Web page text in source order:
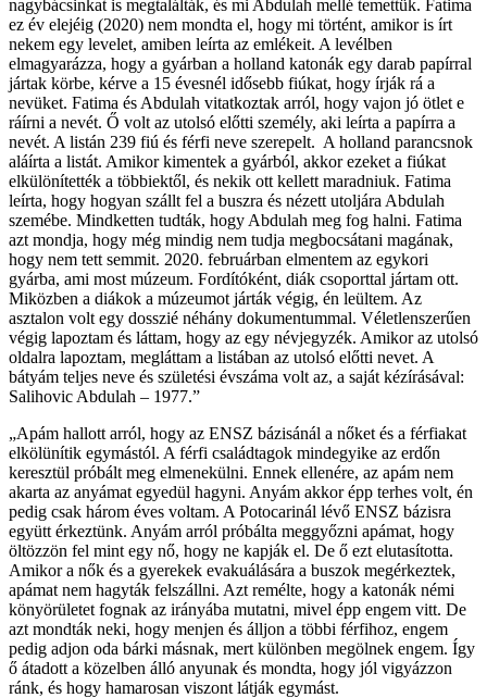
nagybácsinkat is megtalálták, és mi Abdulah mellé temettük. Fatima
ez év elejéig (2020) nem mondta el, hogy mi történt, amikor is írt
nekem egy levelet, amiben leírta az emlékeit. A levélben
elmagyarázza, hogy a gyárban a holland katonák egy darab papírral
jártak körbe, kérve a 15 évesnél idősebb fiúkat, hogy írják rá a
nevüket. Fatima és Abdulah vitatkoztak arról, hogy vajon jó ötlet e
ráírni a nevét. Ő volt az utolsó előtti személy, aki leírta a papírra a
nevét. A listán 239 fiú és férfi neve szerepelt. A holland parancsnok
aláírta a listát. Amikor kimentek a gyárból, akkor ezeket a fiúkat
elkülönítették a többiektől, és nekik ott kellett maradniuk. Fatima
leírta, hogy hogyan szállt fel a buszra és nézett utoljára Abdulah
szemébe. Mindketten tudták, hogy Abdulah meg fog halni. Fatima
azt mondja, hogy még mindig nem tudja megbocsátani magának,
hogy nem tett semmit. 2020. februárban elmentem az egykori
gyárba, ami most múzeum. Fordítóként, diák csoporttal jártam ott.
Miközben a diákok a múzeumot járták végig, én leültem. Az
asztalon volt egy dosszié néhány dokumentummal. Véletlenszerűen
végig lapoztam és láttam, hogy az egy névjegyzék. Amikor az utolsó
oldalra lapoztam, megláttam a listában az utolsó előtti nevet. A
bátyám teljes neve és születési évszáma volt az, a saját kézírásával:
Salihovic Abdulah – 1977.”
„Apám hallott arról, hogy az ENSZ bázisánál a nőket és a férfiakat
elkölünítik egymástól. A férfi családtagok mindegyike az erdőn
keresztül próbált meg elmenekülni. Ennek ellenére, az apám nem
akarta az anyámat egyedül hagyni. Anyám akkor épp terhes volt, én
pedig csak három éves voltam. A Potocarinál lévő ENSZ bázisra
együtt érkeztünk. Anyám arról próbálta meggyőzni apámat, hogy
öltözzön fel mint egy nő, hogy ne kapják el. De ő ezt elutasította.
Amikor a nők és a gyerekek evakuálására a buszok megérkeztek,
apámat nem hagyták felszállni. Azt remélte, hogy a katonák némi
könyörületet fognak az irányába mutatni, mivel épp engem vitt. De
azt mondták neki, hogy menjen és álljon a többi férfihoz, engem
pedig adjon oda bárki másnak, mert különben megölnek engem. Így
ő átadott a közelben álló anyunak és mondta, hogy jól vigyázzon
ránk, és hogy hamarosan viszont látják egymást.